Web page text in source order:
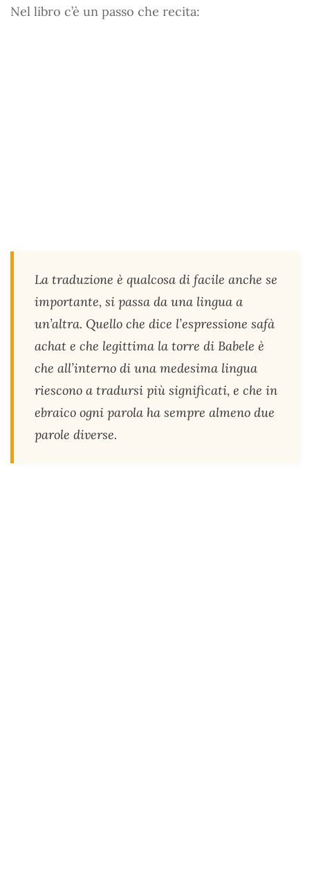
Nel libro c’è un passo che recita:
La traduzione è qualcosa di facile anche se
importante, si passa da una lingua a
un’altra. Quello che dice l’espressione safà
achat e che legittima la torre di Babele è
che all’interno di una medesima lingua
riescono a tradursi più significati, e che in
ebraico ogni parola ha sempre almeno due
parole diverse.